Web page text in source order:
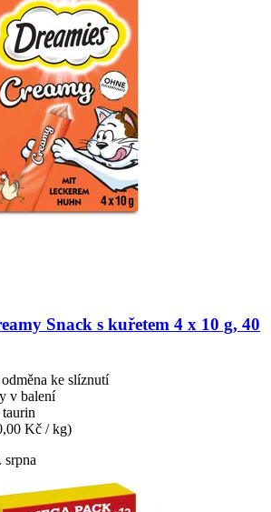
Snack s kuřetem 4 x 10 g, 40
ke slíznutí
v balení
Kč / kg)
srpna